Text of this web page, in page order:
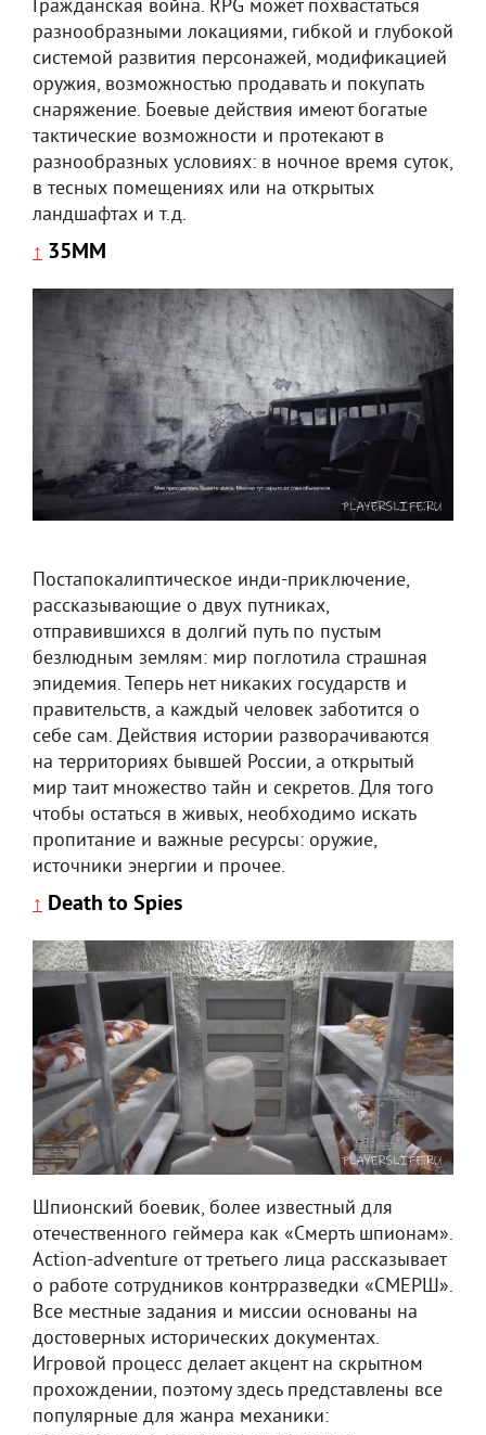
Гражданская война. RPG может похвастаться
разнообразными локациями, гибкой и глубокой
системой развития персонажей, модификацией
оружия, возможностью продавать и покупать
снаряжение. Боевые действия имеют богатые
тактические возможности и протекают в
разнообразных условиях: в ночное время суток,
в тесных помещениях или на открытых
ландшафтах и т.д.
↑ 35MM
Постапокалиптическое инди-приключение,
рассказывающие о двух путниках,
отправившихся в долгий путь по пустым
безлюдным землям: мир поглотила страшная
эпидемия. Теперь нет никаких государств и
правительств, а каждый человек заботится о
себе сам. Действия истории разворачиваются
на территориях бывшей России, а открытый
мир таит множество тайн и секретов. Для того
чтобы остаться в живых, необходимо искать
пропитание и важные ресурсы: оружие,
источники энергии и прочее.
↑ Death to Spies
Шпионский боевик, более известный для
отечественного геймера как «Смерть шпионам».
Action-adventure от третьего лица рассказывает
о работе сотрудников контрразведки «СМЕРШ».
Все местные задания и миссии основаны на
достоверных исторических документах.
Игровой процесс делает акцент на скрытном
прохождении, поэтому здесь представлены все
популярные для жанра механики: